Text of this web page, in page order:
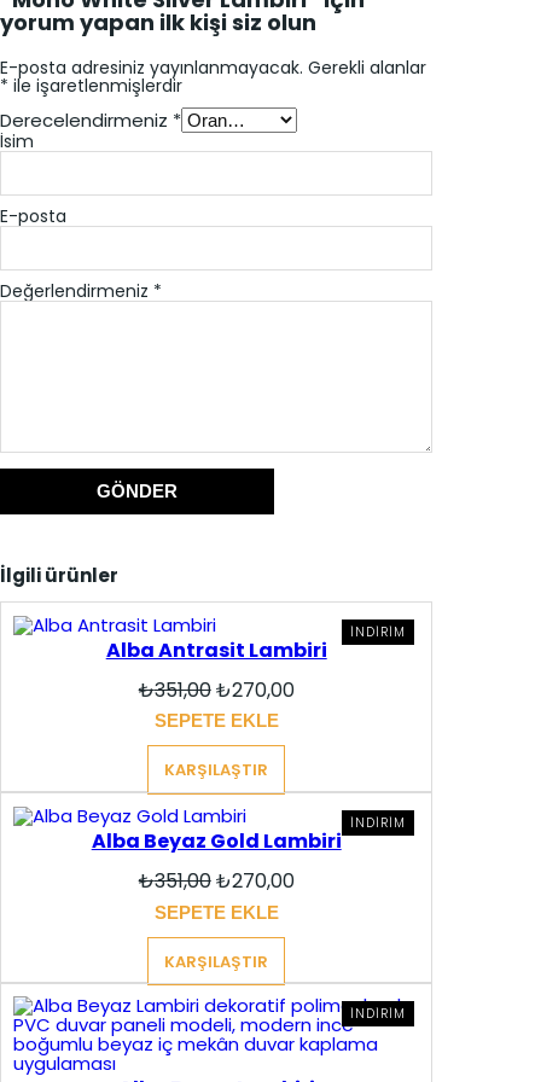
yorum yapan ilk kişi siz olun
E-posta adresiniz yayınlanmayacak. Gerekli alanlar
* ile işaretlenmişlerdir
Derecelendirmeniz *
Değerlendirmeniz *
İsim
E-posta
İlgili ürünler
İNDIRIM
ÜRÜN
Alba Antrasit Lambiri
₺351,00 Orijinal
₺351,00.
₺270,00Şu
SEPETE EKLE
KARŞILAŞTIR
İNDIRIM
ÜRÜN
Alba Beyaz Gold Lambiri
₺351,00 Orijinal
₺351,00.
₺270,00Şu
SEPETE EKLE
KARŞILAŞTIR
İNDIRIM
ÜRÜN